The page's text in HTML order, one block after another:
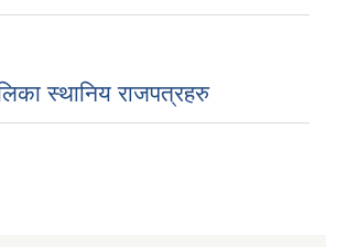
स्थानिय राजपत्रहरु